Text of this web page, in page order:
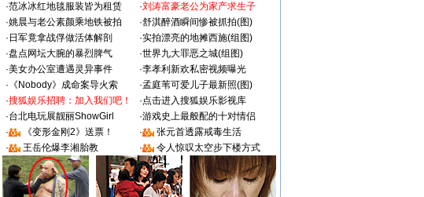
·范冰冰红地毯服装皆为租赁 ·刘涛富豪老公为家产求生子
·姚晨与老公素颜乘地铁被拍 ·舒淇醉酒瞬间惨被抓拍(图)
· 日军竟拿战俘做活体解剖 ·实拍漂亮的地摊西施(组图)
·盘点网坛大腕的暴烈脾气 ·世界九大罪恶之城(组图)
·美女办公室遭遇灵异事件 ·李孝利新欢私密视频曝光
· 《Nobody》成命案导火索 ·孟庭苇可爱儿子最新照(图)
·搜狐娱乐招聘：加入我们吧！ ·点击进入搜狐娱乐影视库
·台北电玩展靓丽ShowGirl ·游戏史上最般配的十对情侣
·
《变形金刚2》送票！ ·
张元首透露戒毒生活
·
王岳伦爆李湘胎教 · 令人惊叹太空步下楼方式